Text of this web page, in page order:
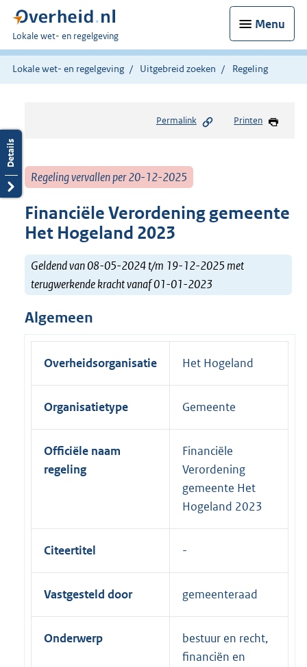
Menu
U
bent
hier:
Lokale wet- en regelgeving
Lokale wet- en regelgeving Uitgebreid zoeken Regeling
Permalink Printen
Regeling vervallen per 20-12-2025
Financiële Verordening gemeente
Het Hogeland 2023
Geldend van 08-05-2024 t/m 19-12-2025 met
terugwerkende kracht vanaf 01-01-2023
Algemeen
Overheidsorganisatie Het Hogeland
Organisatietype Gemeente
Officiële naam
regeling
Financiële
Verordening
gemeente Het
Hogeland 2023
Citeertitel
Vastgesteld door gemeenteraad
Onderwerp
bestuur en recht,
financiën en